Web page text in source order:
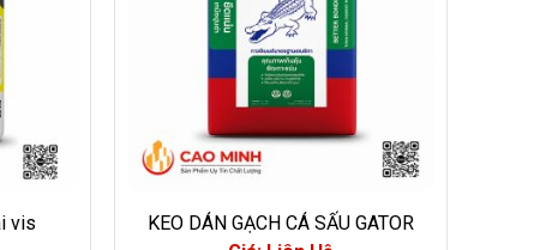
vis
KEO DÁN GẠCH CÁ SẤU GATOR